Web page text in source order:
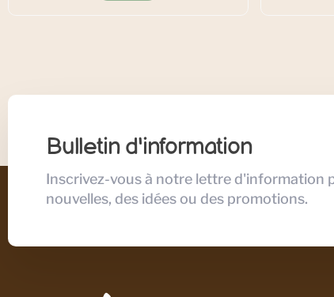
Bulletin d'information
Inscrivez-vous à notre lettre d'information
nouvelles, des idées ou des promotions.